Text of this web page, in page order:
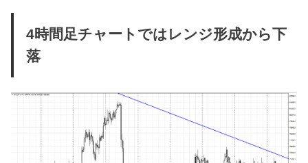
4時間足チャートではレンジ形成から下
落